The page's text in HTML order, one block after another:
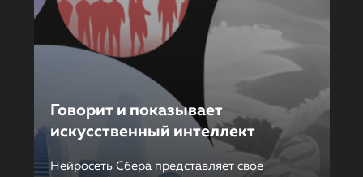
Говорит и показывает
искусственный интеллект
Нейросеть Сбера представляет свое